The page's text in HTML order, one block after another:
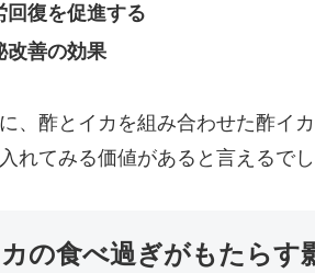
回復を促進する
改善の効果
、酢とイカを組み合わせた酢イ
れてみる価値があると言えるでし
の食べ過ぎがもたらす